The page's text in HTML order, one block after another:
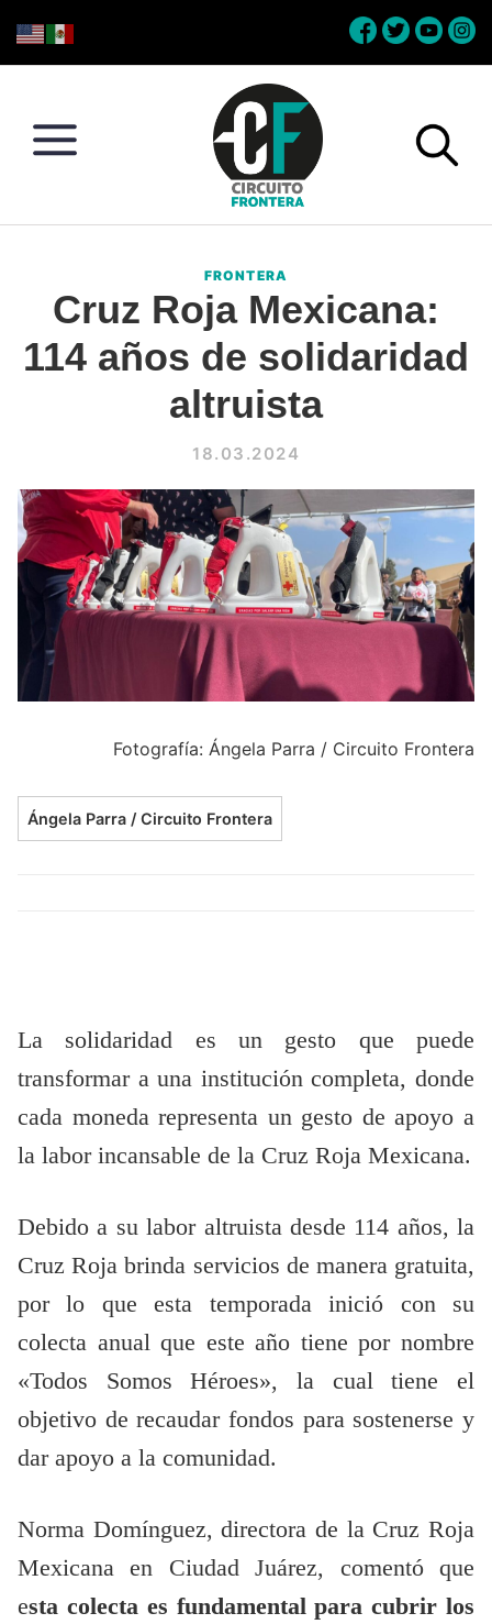
to
to
to
to
Conéctate
la
frontera
FRONTERA
Cruz Roja Mexicana:
114 años de solidaridad
altruista
18.03.2024
Fotografía: Ángela Parra / Circuito Frontera
Ángela Parra / Circuito Frontera
La solidaridad es un gesto que puede
transformar a una institución completa, donde
cada moneda representa un gesto de apoyo a
la labor incansable de la Cruz Roja Mexicana.
Debido a su labor altruista desde 114 años, la
Cruz Roja brinda servicios de manera gratuita,
por lo que esta temporada inició con su
colecta anual que este año tiene por nombre
«Todos Somos Héroes», la cual tiene el
objetivo de recaudar fondos para sostenerse y
dar apoyo a la comunidad.
Norma Domínguez, directora de la Cruz Roja
Mexicana en Ciudad Juárez, comentó que
esta colecta es fundamental para cubrir los